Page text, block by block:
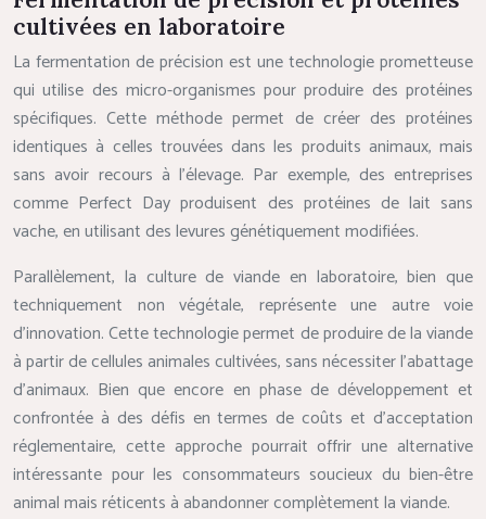
cultivées en laboratoire
La fermentation de précision est une technologie prometteuse
qui utilise des micro-organismes pour produire des protéines
spécifiques. Cette méthode permet de créer des protéines
identiques à celles trouvées dans les produits animaux, mais
sans avoir recours à l’élevage. Par exemple, des entreprises
comme Perfect Day produisent des protéines de lait sans
vache, en utilisant des levures génétiquement modifiées.
Parallèlement, la culture de viande en laboratoire, bien que
techniquement non végétale, représente une autre voie
d’innovation. Cette technologie permet de produire de la viande
à partir de cellules animales cultivées, sans nécessiter l’abattage
d’animaux. Bien que encore en phase de développement et
confrontée à des défis en termes de coûts et d’acceptation
réglementaire, cette approche pourrait offrir une alternative
intéressante pour les consommateurs soucieux du bien-être
animal mais réticents à abandonner complètement la viande.